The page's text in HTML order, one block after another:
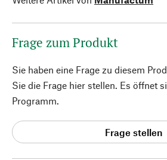
Frage zum Produkt
Sie haben eine Frage zu diesem
Sie die Frage hier stellen. Es öffnet
Programm.
Frage stellen